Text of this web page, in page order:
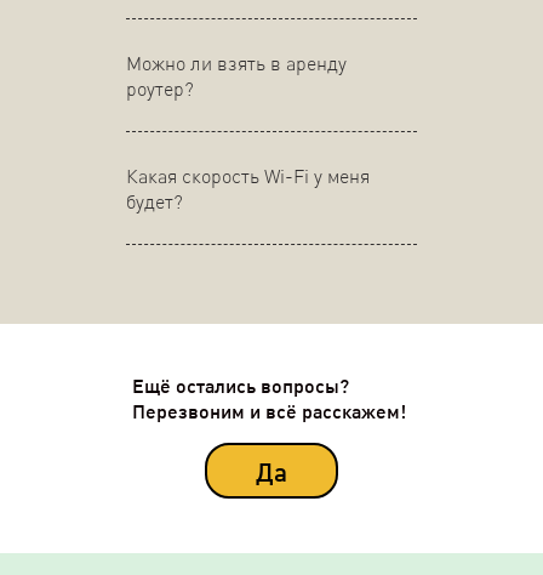
Можно ли взять в аренду
роутер?
Какая скорость Wi-Fi у меня
будет?
Ещё остались вопросы?
Перезвоним и всё расскажем!
Да